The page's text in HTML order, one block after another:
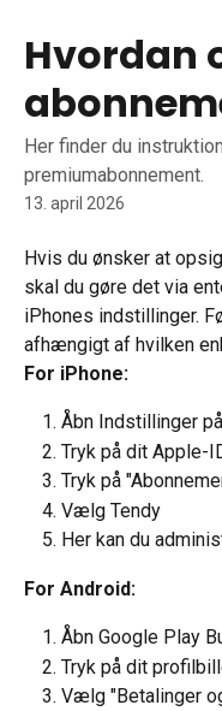
Hvordan
Her finder du
premiumabonnement.
13. april 2026
Hvis du ønsker at
skal du gøre det via
iPhones indstillinger.
afhængigt af hvilken
For iPhone:
Åbn Indstillinger
Tryk på dit Apple-
Tryk på
Vælg Tendy
Her kan du
For Android:
Åbn Google Play
Tryk på dit
Vælg "Betalinger